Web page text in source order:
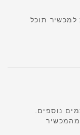
תוכל
נוספים.
מהמכשיר